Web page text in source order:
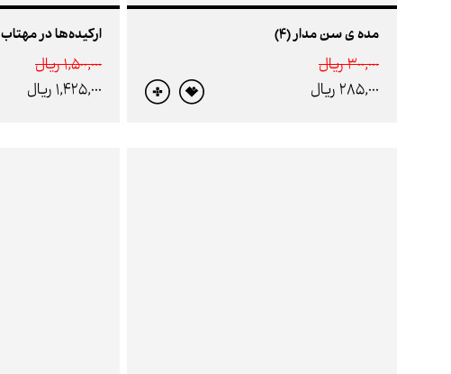
مده‌ ی سن مدار (4)
300,000 ريال
285,000 ريال
ارکیده‌ها در مهتاب
1,500,000 ريال
1,425,000 ريال